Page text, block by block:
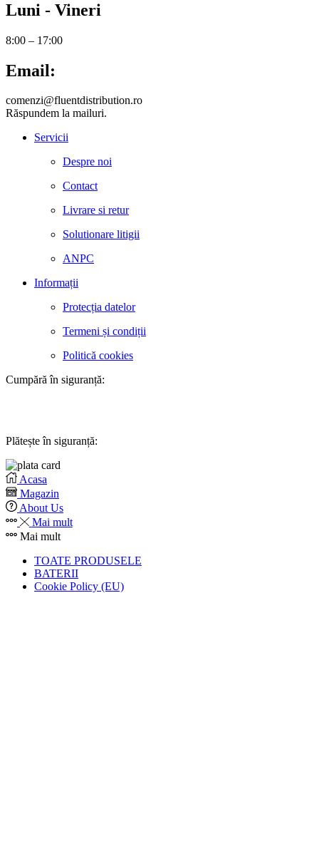
Luni - Vineri
8:00 – 17:00
Email:
comenzi@fluentdistribution.ro
Răspundem la mailuri.
Servicii
Despre noi
Contact
Livrare si retur
Solutionare litigii
ANPC
Informații
Protecția datelor
Termeni și condiții
Politică cookies
Cumpără în siguranță:
Plătește în siguranță:
Acasa
Magazin
About Us
Mai mult
Mai mult
TOATE PRODUSELE
BATERII
Cookie Policy (EU)